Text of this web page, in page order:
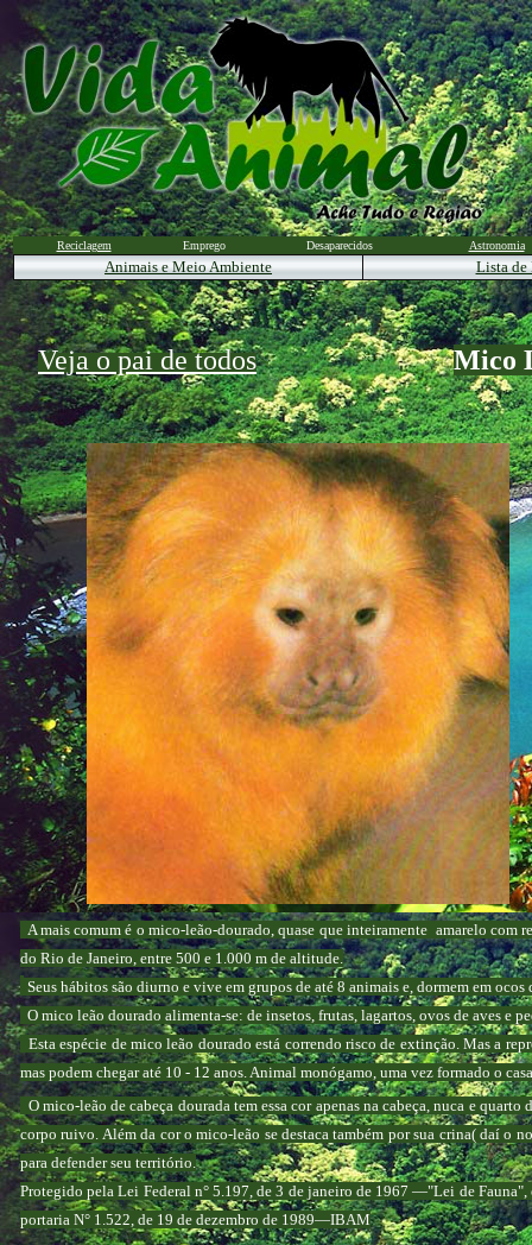
Reciclagem Emprego Desaparecidos Astronomia
Animais e Meio Ambiente Lista de
Veja o pai de todos Mico
A mais comum é o mico-leão-dourado, quase que inteiramente amarelo com
do Rio de Janeiro, entre 500 e 1.000 m de altitude.
Seus hábitos são diurno e vive em grupos de até 8 animais e, dormem em
O mico leão dourado alimenta-se: de insetos, frutas, lagartos, ovos de aves e
Esta espécie de mico leão dourado está correndo risco de extinção. Mas a
mas podem chegar até 10 - 12 anos. Animal monógamo, uma vez formado o
O mico-leão de cabeça dourada tem essa cor apenas na cabeça, nuca e
corpo ruivo. Além da cor o mico-leão se destaca também por sua crina( daí o
para defender seu território.
Protegido pela Lei Federal n° 5.197, de 3 de janeiro de 1967 —"Lei de
portaria N° 1.522, de 19 de dezembro de 1989—IBAM